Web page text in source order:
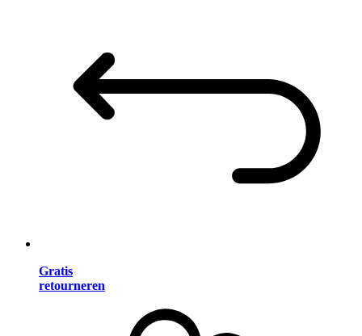
Gratis
retourneren